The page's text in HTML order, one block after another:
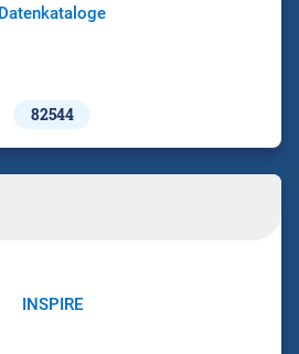
Datenkataloge
82544
INSPIRE